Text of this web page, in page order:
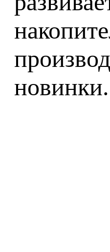
новинки.